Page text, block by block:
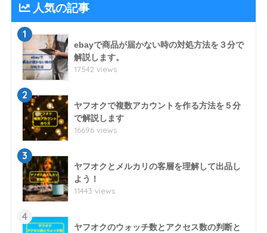
人気の記事
1
ebayで商品が届かない時の対処方法を３分で
解説します。
17542 views
2
ヤフオクで複数アカウントを作る方法を５分
で解説します
16696 views
3
ヤフオクとメルカリの客層を理解して出品し
よう！
11443 views
4
ヤフオクのウォッチ数とアクセス数の判断と